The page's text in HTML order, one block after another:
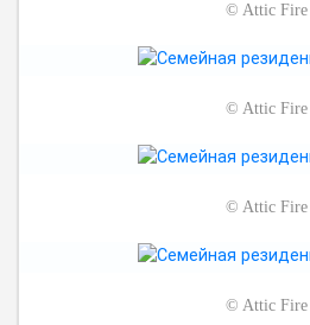
© Attic Fire
© Attic Fire
© Attic Fire
© Attic Fire